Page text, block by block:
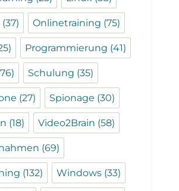
(37) Onlinetraining (75)
Programmierung (41)
Schulung (35)
(27) Spionage (30)
(18) Video2Brain (58)
(69)
(132) Windows (33)